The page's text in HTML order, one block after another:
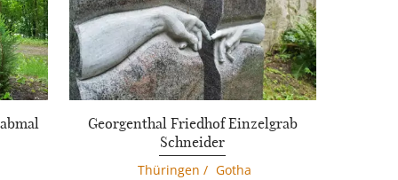
Georgenthal Friedhof Einzelgrab
Schneider
Thüringen / Gotha